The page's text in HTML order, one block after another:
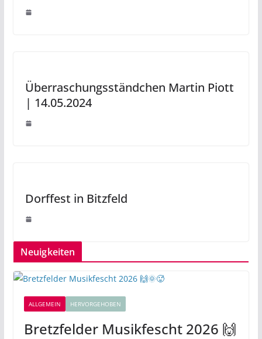
Überraschungsständchen Martin Piott
| 14.05.2024
Dorffest in Bitzfeld
Neuigkeiten
ALLGEMEIN HERVORGEHOBEN
Bretzfelder Musikfescht 2026 🙌